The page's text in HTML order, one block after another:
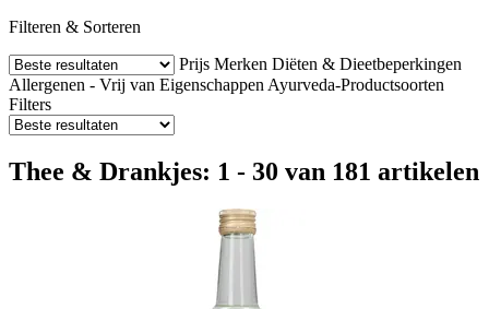
Filteren & Sorteren
Prijs Merken Diëten & Dieetbeperkingen
Allergenen - Vrij van Eigenschappen Ayurveda-Productsoorten
Filters
Thee & Drankjes: 1 - 30 van 181 artikelen